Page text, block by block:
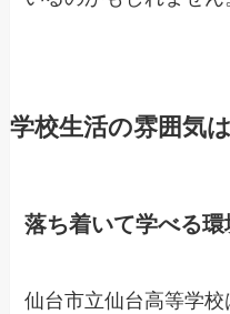
学校生活の雰囲気
落ち着いて学べる環
仙台市立仙台高等学